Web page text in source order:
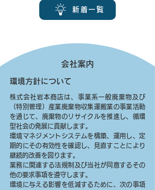
新着一覧
会社案内
環境方針について
株式会社岩本商店は、事業系一般廃棄物及び
（特別管理）産業廃棄物収集運搬業の事業活動
を通じて、廃棄物のリサイクルを推進し、循環
型社会の発展に貢献します。
環境マネジメントシステムを構築、運用し、定
期的にその有効性を確認し、見直すことにより
継続的改善を図ります。
業務に関連する法規制及び当社が同意するその
他の要求事項を遵守します。
環境に与える影響を低減するために、次の事項